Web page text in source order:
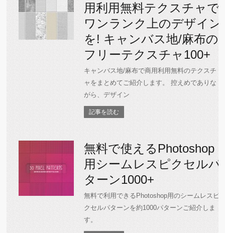
用利用無料テクスチャで
ワンランク上のデザイン
を! キャンバス地/麻布の
フリーテクスチャ100+
キャンバス地/麻布で商用利用無料のテクスチ
ャをまとめてご紹介します。 控えめでありな
がら、デザイン
記事を読む
無料で使えるPhotoshop
用シームレスピクセルパ
ターン1000+
無料で利用できるPhotoshop用のシームレスピ
クセルパターンを約1000パターンご紹介しま
す。